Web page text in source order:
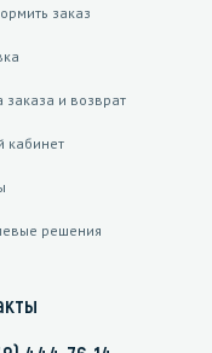
заказ
заказа и возврат
кабинет
решения